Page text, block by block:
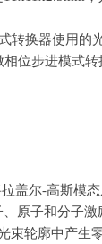
转换器使用
位步进模式转
盖尔-高斯模态
原子和分子
束轮廓中产生零